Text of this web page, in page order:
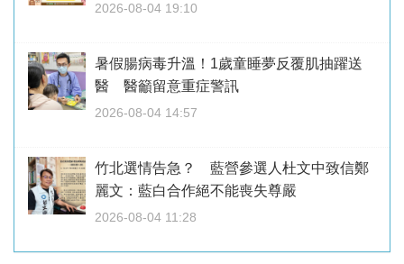
2026-08-04 19:10
暑假腸病毒升溫！1歲童睡夢反覆肌抽躍送
醫 醫籲留意重症警訊
2026-08-04 14:57
竹北選情告急？ 藍營參選人杜文中致信鄭
麗文：藍白合作絕不能喪失尊嚴
2026-08-04 11:28